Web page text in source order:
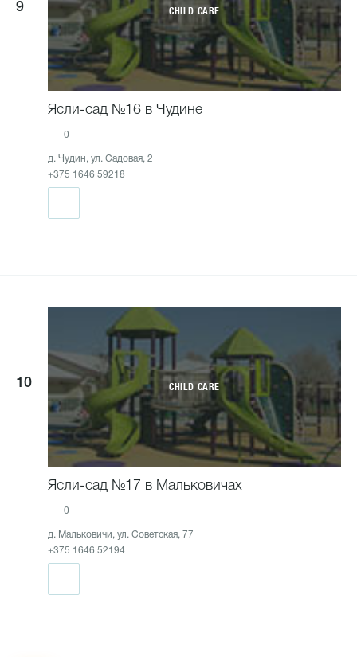
9 CHILD CARE
Ясли-сад №16 в Чудине
0
д. Чудин, ул. Садовая, 2
+375 1646 59218
10 CHILD CARE
Ясли-сад №17 в Мальковичах
0
д. Мальковичи, ул. Советская, 77
+375 1646 52194